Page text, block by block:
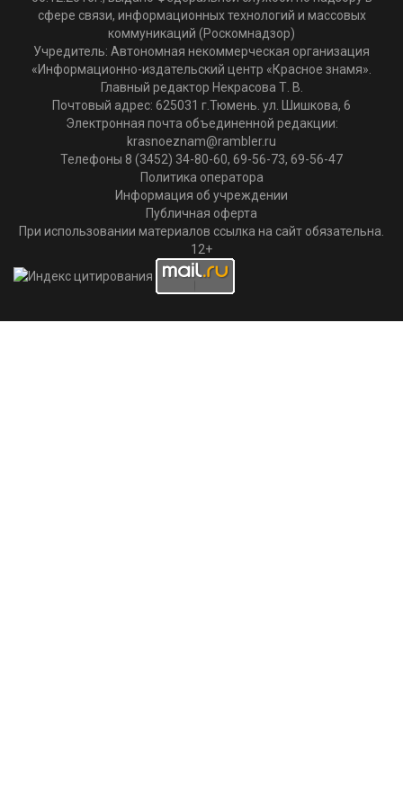
сфере связи, информационных технологий и массовых
коммуникаций (Роскомнадзор)
Учредитель: Автономная некоммерческая организация
«Информационно-издательский центр «Красное знамя».
Главный редактор Некрасова Т. В.
Почтовый адрес: 625031 г.Тюмень. ул. Шишкова, 6
Электронная почта объединенной редакции:
krasnoeznam@rambler.ru
Телефоны 8 (3452) 34-80-60, 69-56-73, 69-56-47
Политика оператора
Информация об учреждении
Публичная оферта
При использовании материалов ссылка на сайт обязательна.
12+